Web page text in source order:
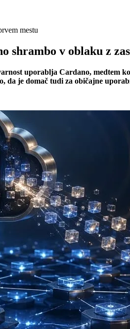
mestu
v oblaku z
uporablja Cardano, medtem
da je domač tudi za običajne